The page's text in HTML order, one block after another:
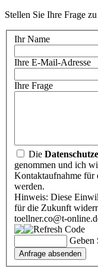
Stellen Sie Ihre Frage
Ihr Name
Ihre E-Mail-Adresse
Ihre Frage
Die
genommen und ich
Kontaktaufnahme für
werden.
Hinweis: Diese
für die Zukunft
toellner.co@t-
Geben